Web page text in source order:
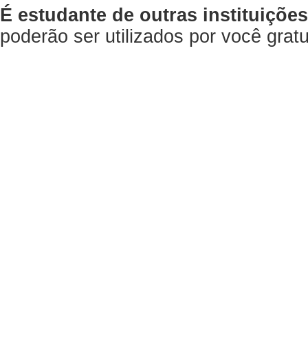
É estudante de outras
poderão ser utilizados por você